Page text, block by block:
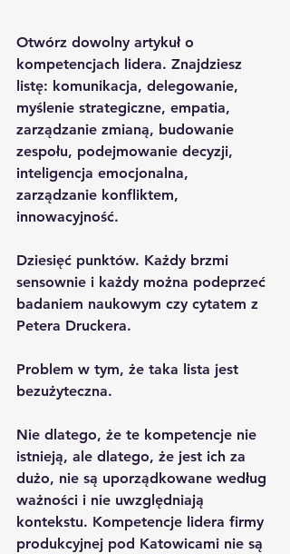
Otwórz dowolny artykuł o
kompetencjach lidera. Znajdziesz
listę: komunikacja, delegowanie,
myślenie strategiczne, empatia,
zarządzanie zmianą, budowanie
zespołu, podejmowanie decyzji,
inteligencja emocjonalna,
zarządzanie konfliktem,
innowacyjność.
Dziesięć punktów. Każdy brzmi
sensownie i każdy można podeprzeć
badaniem naukowym czy cytatem z
Petera Druckera.
Problem w tym, że taka lista jest
bezużyteczna.
Nie dlatego, że te kompetencje nie
istnieją, ale dlatego, że jest ich za
dużo, nie są uporządkowane według
ważności i nie uwzględniają
kontekstu. Kompetencje lidera firmy
produkcyjnej pod Katowicami nie są